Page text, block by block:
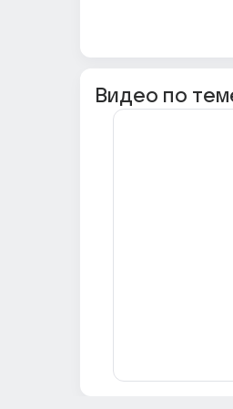
Видео по